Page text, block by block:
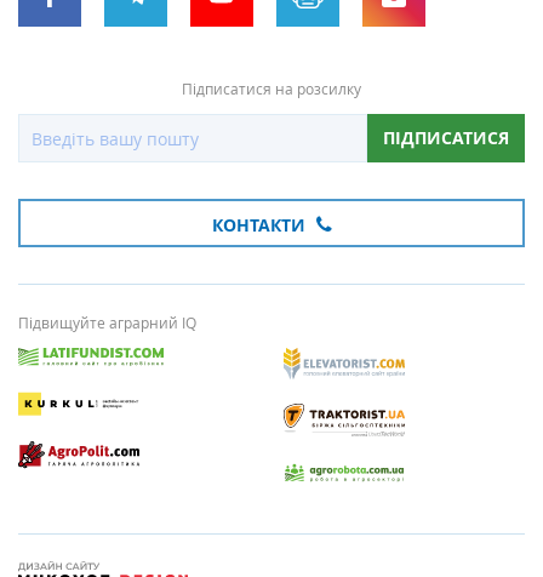
Підписатися на розсилку
ПІДПИСАТИСЯ
КОНТАКТИ
Підвищуйте аграрний IQ